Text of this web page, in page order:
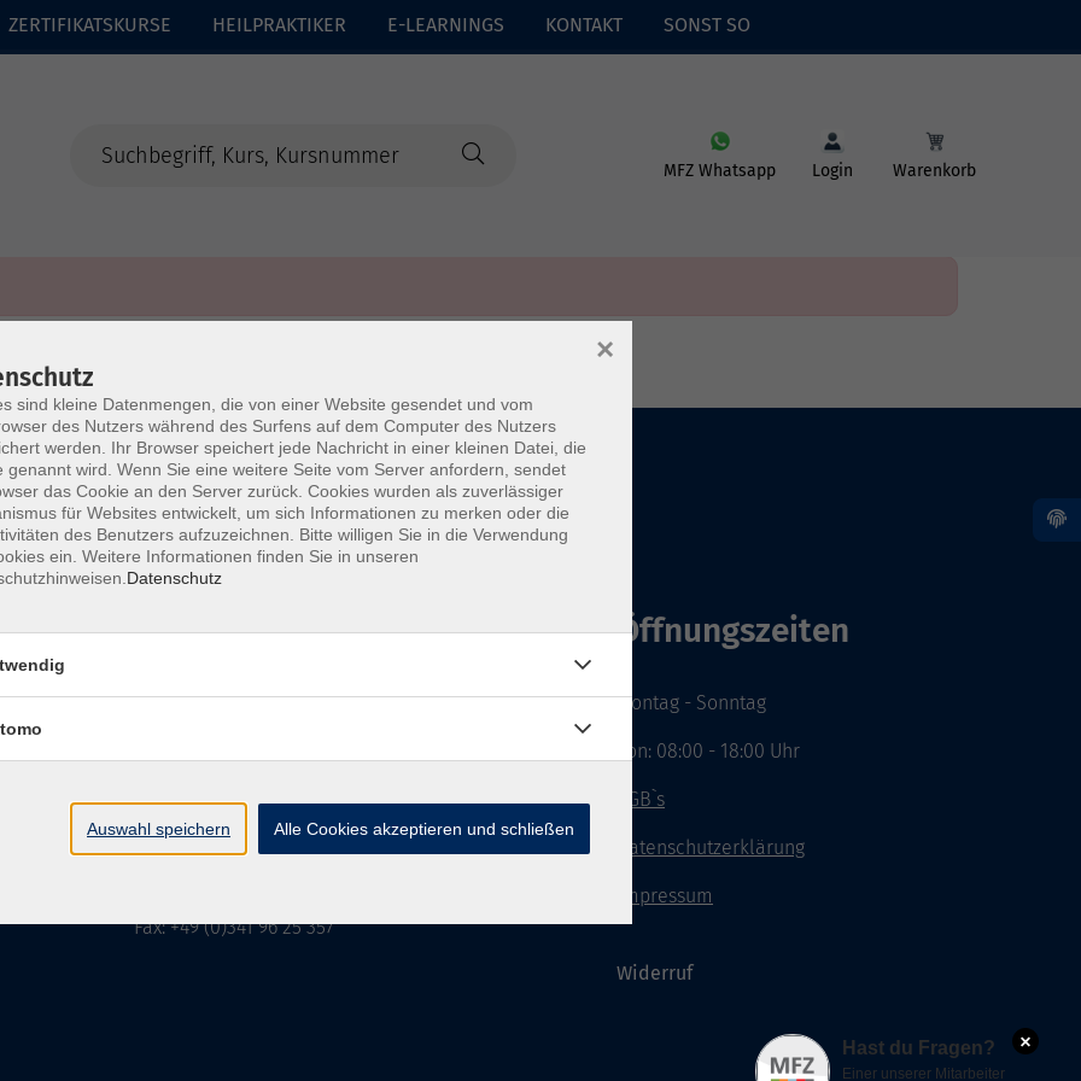
×
Hast du Fragen?
Einer unserer Mitarbeiter
ZERTIFIKATSKURSE HEILPRAKTIKER E-LEARNINGS KONTAKT SONST SO
MFZ Whatsapp Login Warenkorb
MFZ LEIPZIG
04109 Leipzig
info@mfz-leipzig.de
Fax: +49 (0)341 96 25 357
Öffnungszeiten
Montag - Sonntag
von: 08:00 - 18:00 Uhr
AGB`s
Datenschutzerklärung
Impressum
Widerruf
sind kleine Datenmengen, die von einer Website gesendet und vom
des Nutzers während des Surfens auf dem Computer des Nutzers
werden. Ihr Browser speichert jede Nachricht in einer kleinen Datei, die
genannt wird. Wenn Sie eine weitere Seite vom Server anfordern, sendet
das Cookie an den Server zurück. Cookies wurden als zuverlässiger
für Websites entwickelt, um sich Informationen zu merken oder die
des Benutzers aufzuzeichnen. Bitte willigen Sie in die Verwendung
ein. Weitere Informationen finden Sie in unseren
Datenschutz
×
Auswahl speichern Alle Cookies akzeptieren und schließen